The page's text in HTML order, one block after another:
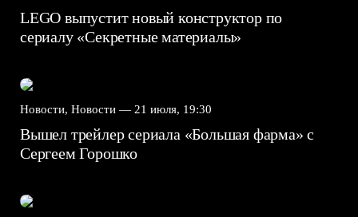
LEGO выпустит новый конструктор по
сериалу «Секретные материалы»
Новости, Новости — 21 июля, 19:30
Вышел трейлер сериала «Большая фарма» с
Сергеем Горошко